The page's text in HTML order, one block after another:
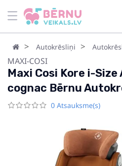
Autokrēsliņi
MAXI-COSI
Maxi Cosi Kore i-
cognac Bērnu
0 Atsauksme(s)